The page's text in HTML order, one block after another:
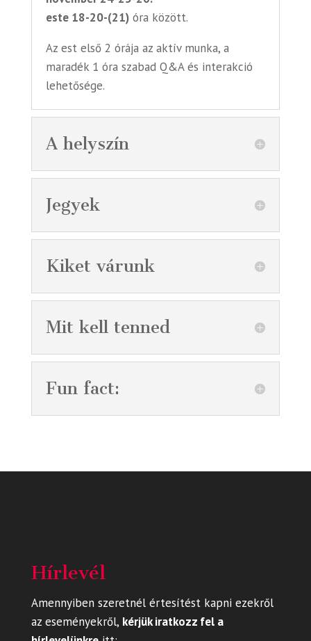
este 18-20-(21)óra között.
Az est első 2 órája az aktív munka, a
maradék 1 óra szabad Q&A és interakció
lehetősége.
A helyszín
Jegyek
Kiket várunk
Mit kell tenned
Fun fact:
Hírlevél
Amennyiben szeretnél értesítést kapni ezekről
az eseményekről, kérjük iratkozz fel a